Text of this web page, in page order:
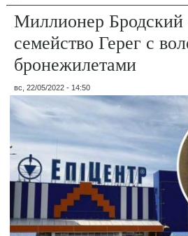
Миллионер Бродский
семейство Герег с
бронежилетами
вс, 22/05/2022 - 14:50